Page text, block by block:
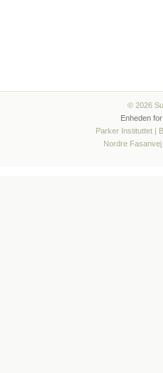
© 2026
Enheden
Parker Instituttet |
Nordre